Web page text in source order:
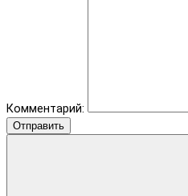
Комментарий:
Отправить